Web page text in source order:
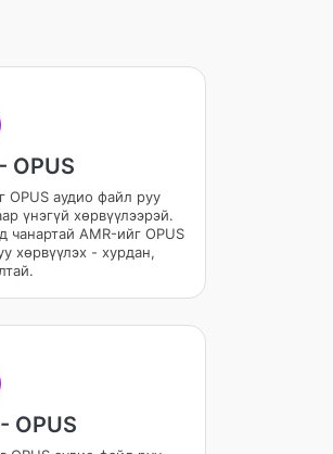
OPUS
OPUS аудио файл руу
үнэгүй хөрвүүлээрэй.
чанартай AMR-ийг OPUS
хөрвүүлэх - хурдан,
OPUS